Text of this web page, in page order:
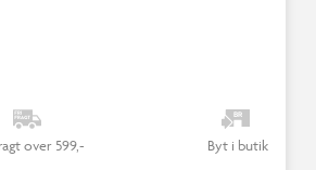
over 599,- Byt i butik